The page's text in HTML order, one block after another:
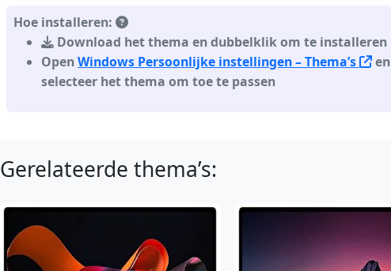
Hoe installeren:
Download het thema en dubbelklik om te installeren
OpenWindows Persoonlijke instellingen – Thema’s
en
selecteer het thema om toe te passen
Gerelateerde thema’s: